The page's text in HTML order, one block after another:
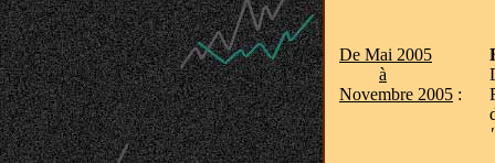
De Mai 2005
à
Novembre 2005 :